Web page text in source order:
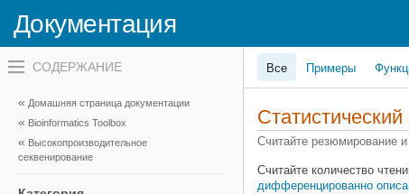
Документация
Переключатель
навигационного
вне
холста
переключатель
навигационного
меню
Домашняя страница документации
Bioinformatics Toolbox
Высокопроизводительное
секвенирование
Все Примеры
Считайте резюмирование
Считайте количество
дифференцированно